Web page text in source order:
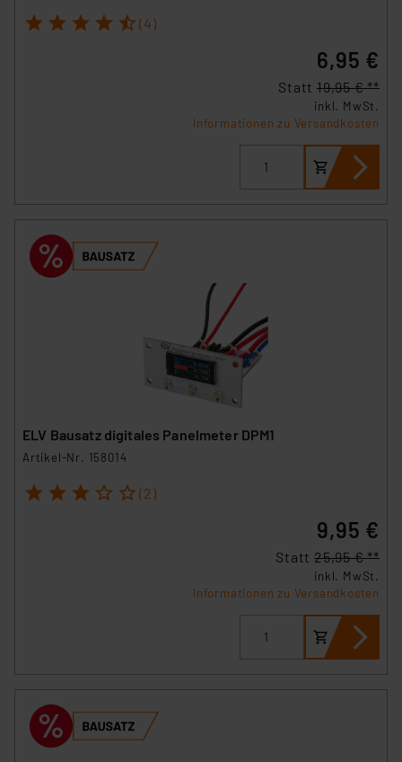
1 2 3 4 5 (4)
6,95 €
Statt 19,95 € **
inkl. MwSt.
Informationen zu Versandkosten
ELV Bausatz digitales Panelmeter DPM1
Artikel-Nr. 158014
1 2 3 4 5 (2)
9,95 €
Statt 25,95 € **
inkl. MwSt.
Informationen zu Versandkosten